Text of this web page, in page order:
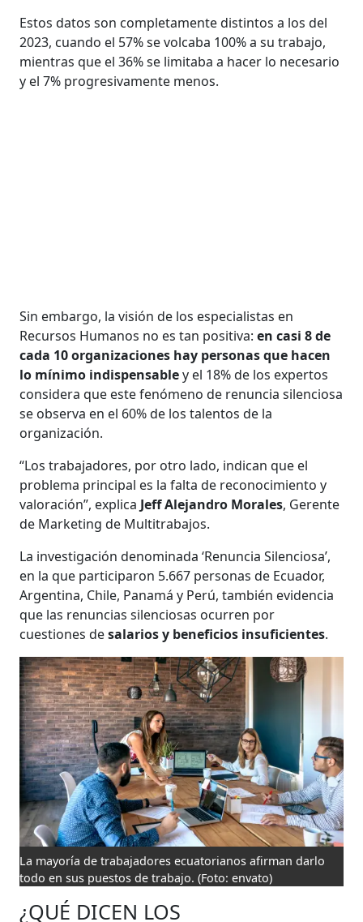
Estos datos son completamente distintos a los del
2023, cuando el 57% se volcaba 100% a su trabajo,
mientras que el 36% se limitaba a hacer lo necesario
y el 7% progresivamente menos.
Sin embargo, la visión de los especialistas en
Recursos Humanos no es tan positiva:en casi 8 de
cada 10 organizaciones hay personas que hacen
lo mínimo indispensabley el 18% de los expertos
considera que este fenómeno de renuncia silenciosa
se observa en el 60% de los talentos de la
organización.
“Los trabajadores, por otro lado, indican que el
problema principal es la falta de reconocimiento y
valoración”, explica Jeff Alejandro Morales, Gerente
de Marketing de Multitrabajos.
La investigación denominada ‘Renuncia Silenciosa’,
en la que participaron 5.667 personas de Ecuador,
Argentina, Chile, Panamá y Perú, también evidencia
que las renuncias silenciosas ocurren por
cuestiones desalarios y beneficios insuficientes.
La mayoría de trabajadores ecuatorianos afirman darlo
todo en sus puestos de trabajo. (Foto: envato)
¿QUÉ DICEN LOS